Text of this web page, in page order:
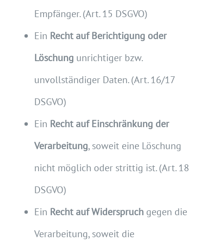
Empfänger. (Art. 15 DSGVO)
Ein Recht auf Berichtigung oder
Löschung unrichtiger bzw.
unvollständiger Daten. (Art. 16/17
DSGVO)
Ein Recht auf Einschränkung der
Verarbeitung, soweit eine Löschung
nicht möglich oder strittig ist. (Art. 18
DSGVO)
Ein Recht auf Widerspruchgegen die
Verarbeitung, soweit die